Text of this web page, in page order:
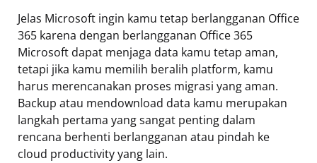
Jelas Microsoft ingin kamu tetap berlangganan Office
365 karena dengan berlangganan Office 365
Microsoft dapat menjaga data kamu tetap aman,
tetapi jika kamu memilih beralih platform, kamu
harus merencanakan proses migrasi yang aman.
Backup atau mendownload data kamu merupakan
langkah pertama yang sangat penting dalam
rencana berhenti berlangganan atau pindah ke
cloud productivity yang lain.